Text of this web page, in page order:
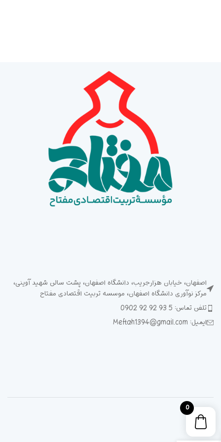
اصفهان، خیابان هزارجریب، دانشگاه اصفهان، پشت سالن شهید آوینی،
مرکز نوآوری دانشگاه اصفهان، موسسه تربیت اقتصادی مفتاح
تلفن تماس: 5 93 92 92 0902
ایمیل: Meftah1394@gmail.com
0